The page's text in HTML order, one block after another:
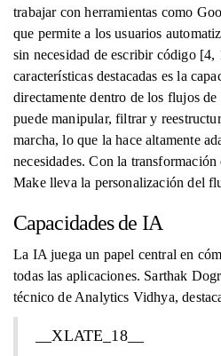
trabajar con herramientas como
que permite a los usuarios
sin necesidad de escribir código [4,
características destacadas es la
directamente dentro de los flujos
puede manipular, filtrar y
marcha, lo que la hace altamente
necesidades. Con la
Make lleva la personalización del
Capacidades de IA
La IA juega un papel central en
todas las aplicaciones. Sarthak
técnico de Analytics Vidhya,
__XLATE_18__